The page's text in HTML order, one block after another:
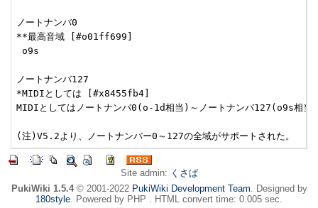
ノートナンバ0
**最高音域 [#o01ff699]
o9s
ノートナンバ127
*MIDIとしては [#x8455fb4]
MIDIとしてはノートナンバ0(o-1d相当)～ノートナンバ127(o9s相当)
Site admin: くさば
PukiWiki 1.5.4© 2001-2022 PukiWiki Development Team. Designed by
180style. Powered by PHP . HTML convert time: 0.005 sec.